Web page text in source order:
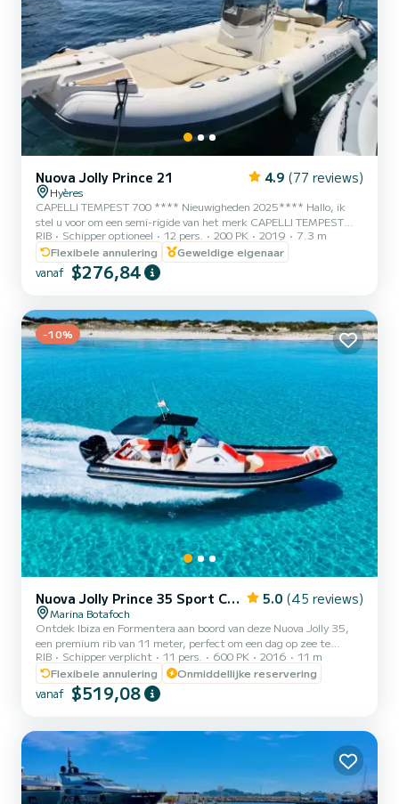
Nuova Jolly Prince 21 4.9 (77 reviews)
Hyères
CAPELLI TEMPEST 700 **** Nieuwigheden 2025**** Hallo, ik
stel u voor om een semi-rigide van het merk CAPELLI TEMPEST
700 van 7m30 te huren uitgerust met een Yamaha 200 pk 4-takt
motor. Zijn passage op zee is veilig en comfortabel, hij blijft ruim
economisch in kruissnelheid en wordt sportief voor watersporten.
Deze nieuwe semi-rigide uit 2023 heeft een toegestane capaciteit
voor meer comfort. # De boot beschikt over: Groot zonnedek...
RIB Schipper optioneel 12 pers. 200 PK 2019
7.3 m
Flexibele annulering
Geweldige eigenaar
vanaf $276,84
-10%
Nuova Jolly Prince 35 Sport Cabin 5.0 (45 reviews)
Marina Botafoch
Ontdek Ibiza en Formentera aan boord van deze Nuova Jolly 35,
een premium rib van 11 meter, perfect om een dag op zee te
genieten met ultiem comfort en stijl. Met een capaciteit voor 11
personen biedt hij ruime ruimtes om te ontspannen, met een groot
zonnedek aan de boeg en een om te bouwen area aan de
achtersteven, een ruime schaduwzone, muzieksysteem, koelkast,
met twee Mercury Verado-motoren van 300 pk, garandeert het
snel, stabie...
RIB Schipper verplicht 11 pers. 600 PK 2016
11 m
Flexibele annulering
Onmiddellijke reservering
vanaf $519,08